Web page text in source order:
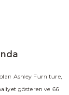
Ashley Furniture,
gösteren ve 66